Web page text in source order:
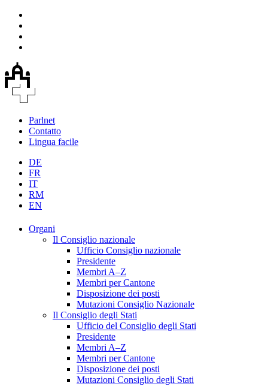
Parlnet
Contatto
Lingua facile
DE
FR
IT
RM
EN
Organi
Il Consiglio nazionale
Ufficio Consiglio nazionale
Presidente
Membri A–Z
Membri per Cantone
Disposizione dei posti
Mutazioni Consiglio Nazionale
Il Consiglio degli Stati
Ufficio del Consiglio degli Stati
Presidente
Membri A–Z
Membri per Cantone
Disposizione dei posti
Mutazioni Consiglio degli Stati